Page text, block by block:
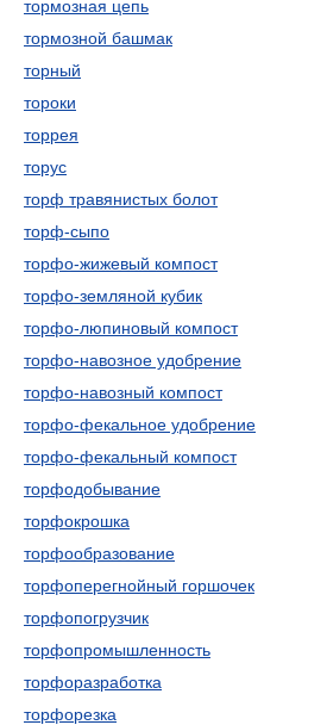
тормозная цепь
тормозной башмак
торный
тороки
торрея
торус
торф травянистых болот
торф-сыпо
торфо-жижевый компост
торфо-земляной кубик
торфо-люпиновый компост
торфо-навозное удобрение
торфо-навозный компост
торфо-фекальное удобрение
торфо-фекальный компост
торфодобывание
торфокрошка
торфообразование
торфоперегнойный горшочек
торфопогрузчик
торфопромышленность
торфоразработка
торфорезка